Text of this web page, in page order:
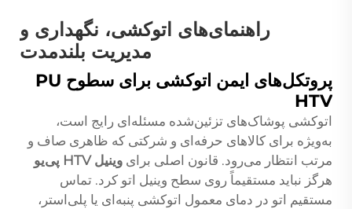
راهنمای‌های اتوکشی، نگهداری و
مدیریت بلندمدت
پروتکل‌های ایمن اتوکشی برای سطوح PU
HTV
اتوکشی پوشاک‌های تزئین‌شده مسئله‌ای رایج است،
به‌ویژه برای کالاهای حرفه‌ای و شرکتی که ظاهری صاف و
مرتب انتظار می‌رود. قانون اصلی برای وینیل HTV پی‌یو
هرگز نباید مستقیماً روی سطح وینیل اتو کرد. تماس
مستقیم اتو در دمای معمول اتوکشی پنبه‌ای یا پلی‌استر،